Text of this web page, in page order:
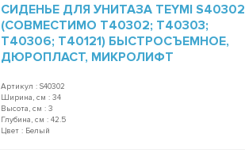
СИДЕНЬЕ ДЛЯ УНИТАЗА TEYMI S40302
(СОВМЕСТИМО T40302; T40303;
T40306; T40121) БЫСТРОСЪЕМНОЕ,
ДЮРОПЛАСТ, МИКРОЛИФТ
Артикул : S40302
Ширина, см : 34
Высота, см : 3
Глубина, см : 42.5
Цвет : Белый